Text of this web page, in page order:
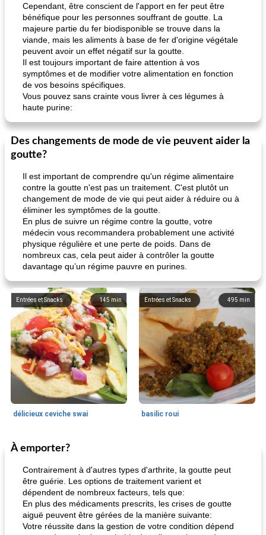
Cependant, être conscient de l'apport en fer peut être
bénéfique pour les personnes souffrant de goutte. La
majeure partie du fer biodisponible se trouve dans la
viande, mais les aliments à base de fer d'origine végétale
peuvent avoir un effet négatif sur la goutte.
Il est toujours important de faire attention à vos
symptômes et de modifier votre alimentation en fonction
de vos besoins spécifiques.
Vous pouvez sans crainte vous livrer à ces légumes à
haute purine:
Des changements de mode de vie peuvent aider la
goutte?
Il est important de comprendre qu'un régime alimentaire
contre la goutte n'est pas un traitement. C'est plutôt un
changement de mode de vie qui peut aider à réduire ou à
éliminer les symptômes de la goutte.
En plus de suivre un régime contre la goutte, votre
médecin vous recommandera probablement une activité
physique régulière et une perte de poids. Dans de
nombreux cas, cela peut aider à contrôler la goutte
davantage qu’un régime pauvre en purines.
145 min
Entrées et Snacks
délicieux ceviche swai
495 min
Entrées et Snacks
basilic roui
Déjeuner / Snacks
À emporter?
Contrairement à d'autres types d'arthrite, la goutte peut
être guérie. Les options de traitement varient et
dépendent de nombreux facteurs, tels que:
En plus des médicaments prescrits, les crises de goutte
aiguë peuvent être gérées de la manière suivante:
Votre réussite dans la gestion de votre condition dépend